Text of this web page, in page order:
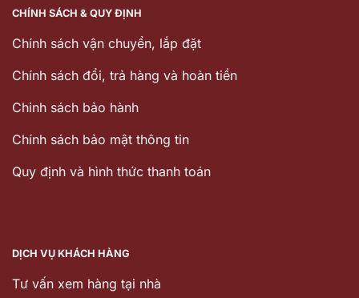
CHÍNH SÁCH & QUY ĐỊNH
Chính sách vận chuyển, lắp đặt
Chính sách đổi, trả hàng và hoàn tiền
Chinh sách bảo hành
Chính sách bảo mật thông tin
Quy định và hình thức thanh toán
DỊCH VỤ KHÁCH HÀNG
Tư vấn xem hàng tại nhà